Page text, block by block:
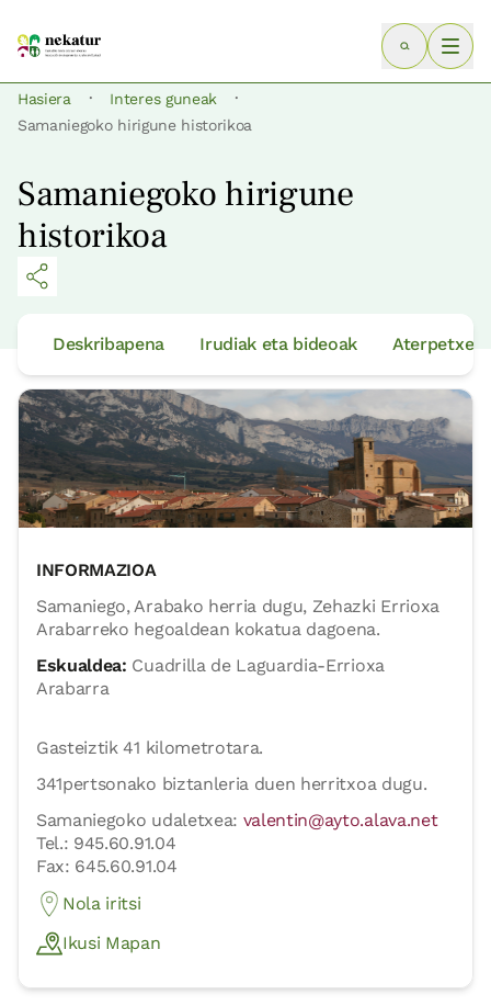
Hasiera · Interes guneak ·
Samaniegoko hirigune historikoa
Samaniegoko hirigune
historikoa
Deskribapena Irudiak eta bideoak
INFORMAZIOA
Samaniego, Arabako herria dugu, Zehazki Errioxa
Arabarreko hegoaldean kokatua dagoena.
Eskualdea: Cuadrilla de Laguardia-Errioxa
Arabarra
Gasteiztik 41 kilometrotara.
341pertsonako biztanleria duen herritxoa dugu.
Samaniegoko udaletxea: valentin@ayto.alava.net
Tel.: 945.60.91.04
Fax: 645.60.91.04
Nola iritsi
Ikusi Mapan